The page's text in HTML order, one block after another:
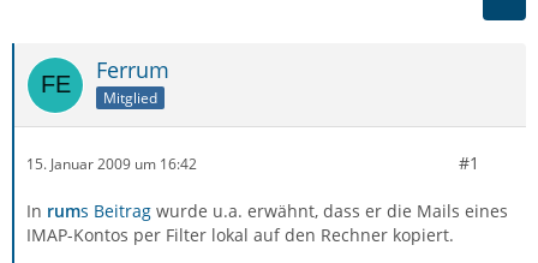
Ferrum
Mitglied
15. Januar 2009 um 16:42 #1
In rums Beitrag wurde u.a. erwähnt, dass er die Mails eines
IMAP-Kontos per Filter lokal auf den Rechner kopiert.